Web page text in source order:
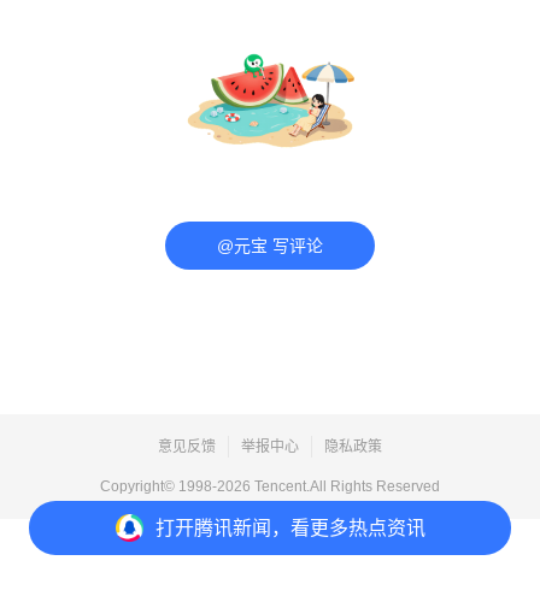
打开腾讯新闻，看更多热点资讯
@元宝 写评论
意见反馈 举报中心 隐私政策
Copyright© 1998-2026 Tencent.All Rights Reserved